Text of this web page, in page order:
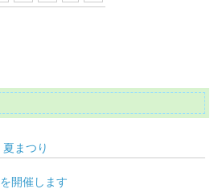
まつり
開催します